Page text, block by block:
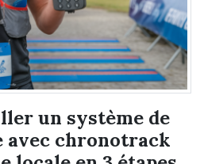
un système de
avec chronotrack